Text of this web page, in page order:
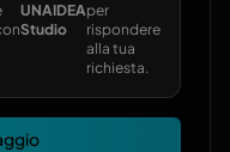
UNAIDEA
Studio
per
rispondere
alla tua
richiesta.